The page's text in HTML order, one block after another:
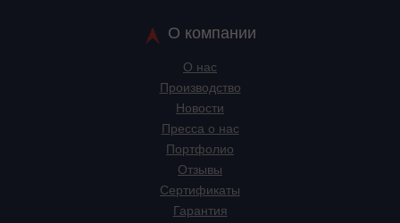
О компании
О нас
Производство
Новости
Пресса о нас
Портфолио
Отзывы
Сертификаты
Гарантия